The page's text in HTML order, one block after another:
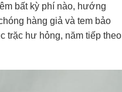
bất kỳ phí nào, hướng
hàng giả và tem bảo
trặc hư hỏng, năm tiếp theo